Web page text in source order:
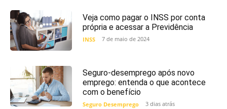
Veja como pagar o INSS por conta
própria e acessar a Previdência
INSS 7 de maio de 2024
Seguro-desemprego após novo
emprego: entenda o que acontece
com o benefício
Seguro Desemprego 3 dias atrás